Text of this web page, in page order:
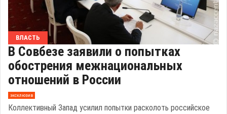
ВЛАСТЬ
В Совбезе заявили о попытках
обострения межнациональных
отношений в России
эксклюзив
Коллективный Запад усилил попытки расколоть российское